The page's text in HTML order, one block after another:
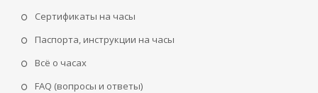
Сертификаты на часы
Паспорта, инструкции на часы
Всё о часах
FAQ (вопросы и ответы)